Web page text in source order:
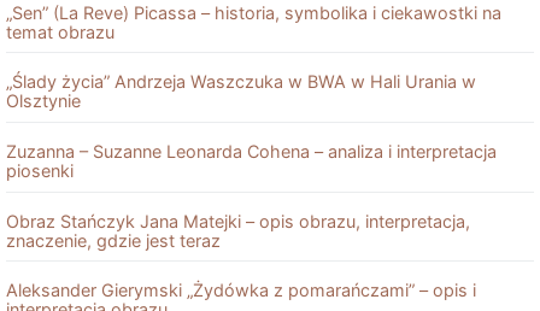
„Sen” (La Reve) Picassa – historia, symbolika i ciekawostki na
temat obrazu
„Ślady życia” Andrzeja Waszczuka w BWA w Hali Urania w
Olsztynie
Zuzanna – Suzanne Leonarda Cohena – analiza i interpretacja
piosenki
Obraz Stańczyk Jana Matejki – opis obrazu, interpretacja,
znaczenie, gdzie jest teraz
Aleksander Gierymski „Żydówka z pomarańczami” – opis i